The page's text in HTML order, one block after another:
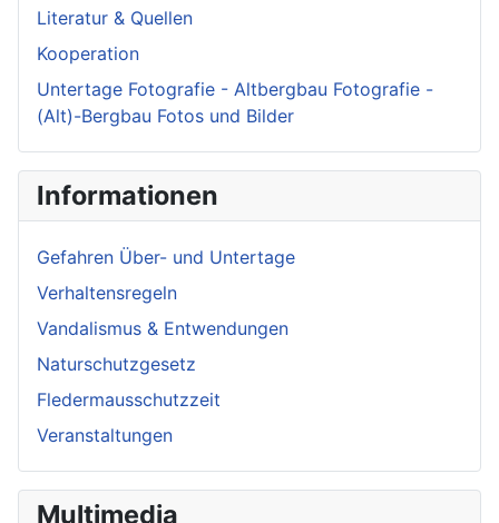
Literatur & Quellen
Kooperation
Untertage Fotografie - Altbergbau Fotografie -
(Alt)-Bergbau Fotos und Bilder
Informationen
Gefahren Über- und Untertage
Verhaltensregeln
Vandalismus & Entwendungen
Naturschutzgesetz
Fledermausschutzzeit
Veranstaltungen
Multimedia